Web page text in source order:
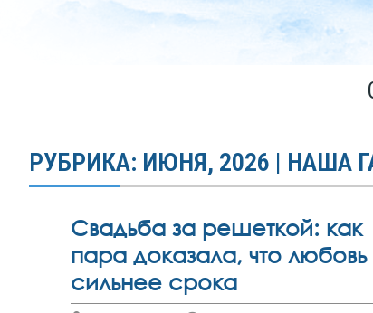
РУБРИКА: ИЮНЯ, 2026 | НАША
Свадьба за решеткой: как
пара доказала, что любовь
сильнее срока